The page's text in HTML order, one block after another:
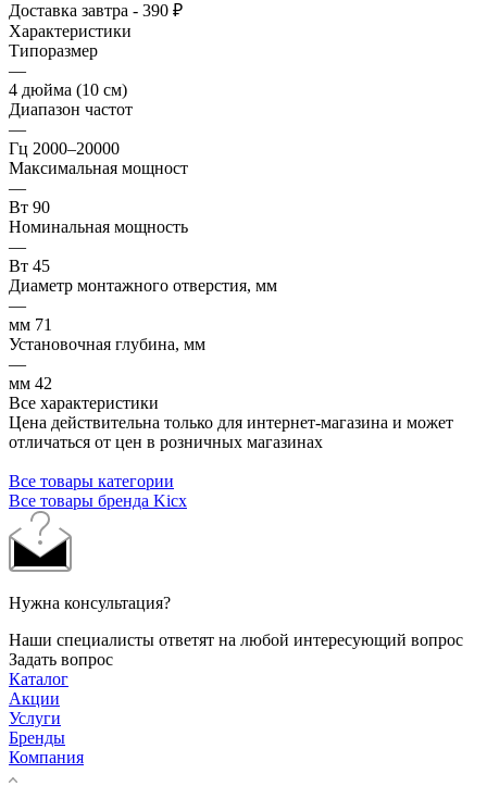
Доставка завтра - 390 ₽
Характеристики
Типоразмер
—
4 дюйма (10 см)
Диапазон частот
—
Гц 2000–20000
Максимальная мощност
—
Вт 90
Номинальная мощность
—
Вт 45
Диаметр монтажного отверстия, мм
—
мм 71
Установочная глубина, мм
—
мм 42
Все характеристики
Цена действительна только для интернет-магазина и может
отличаться от цен в розничных магазинах
Все товары категории
Все товары бренда Kicx
Нужна консультация?
Наши специалисты ответят на любой интересующий вопрос
Задать вопрос
Каталог
Акции
Услуги
Бренды
Компания